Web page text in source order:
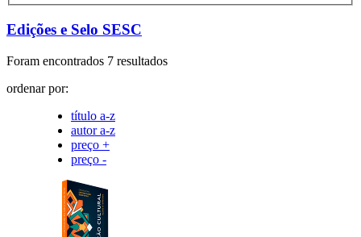
Edições e Selo SESC
Foram encontrados 7 resultados
ordenar por:
título a-z
autor a-z
preço +
preço -